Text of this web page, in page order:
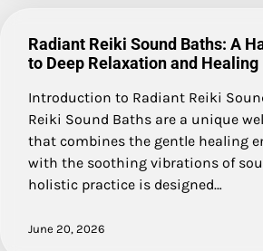
Radiant Reiki Sound Baths: A
to Deep Relaxation and Healing
Introduction to Radiant Reiki
Reiki Sound Baths are a unique
that combines the gentle healing
with the soothing vibrations of
holistic practice is designed…
June 20, 2026